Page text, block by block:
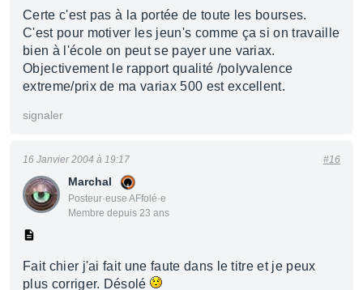
Certe c'est pas à la portée de toute les bourses.
C'est pour motiver les jeun's comme ça si on travaille
bien à l'école on peut se payer une variax.
Objectivement le rapport qualité /polyvalence
extreme/prix de ma variax 500 est excellent.
signaler
Marchal
Posteur·euse AFfolé·e
Membre depuis 23 ans
16 Janvier 2004 à 19:17 #16
Fait chier j'ai fait une faute dans le titre et je peux
plus corriger. Désolé